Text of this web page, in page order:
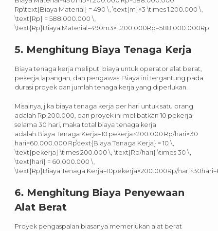
Rp\text{Biaya Material} = 490 \, \text{m}^3 \times 1.200.000 \,
\text{Rp} = 588.000.000 \,
\text{Rp}Biaya Material=490m3×1.200.000Rp=588.000.000Rp
5. Menghitung Biaya Tenaga Kerja
Biaya tenaga kerja meliputi biaya untuk operator alat berat,
pekerja lapangan, dan pengawas. Biaya ini tergantung pada
durasi proyek dan jumlah tenaga kerja yang diperlukan.
Misalnya, jika biaya tenaga kerja per hari untuk satu orang
adalah Rp 200.000, dan proyek ini melibatkan 10 pekerja
selama 30 hari, maka total biaya tenaga kerja
adalah:Biaya Tenaga Kerja=10 pekerja×200.000 Rp/hari×30
hari=60.000.000 Rp\text{Biaya Tenaga Kerja} = 10 \,
\text{pekerja} \times 200.000 \, \text{Rp/hari} \times 30 \,
\text{hari} = 60.000.000 \,
\text{Rp}Biaya Tenaga Kerja=10pekerja×200.000Rp/
6. Menghitung Biaya Penyewaan
Alat Berat
Proyek pengaspalan biasanya memerlukan alat berat